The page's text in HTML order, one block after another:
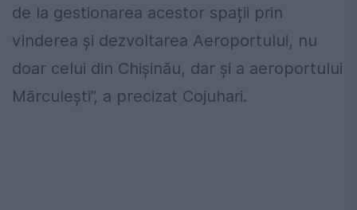
de la gestionarea acestor spații prin
vinderea și dezvoltarea Aeroportului, nu
doar celui din Chișinău, dar și a aeroportului
Mărculești”, a precizat Cojuhari.